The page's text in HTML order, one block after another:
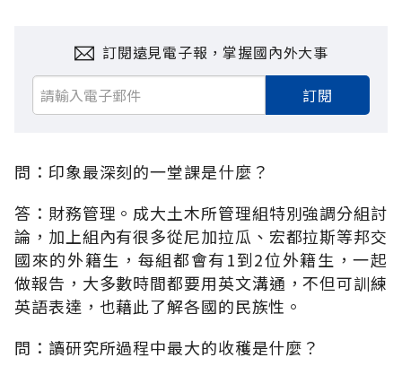
訂閱遠見電子報，掌握國內外大事
訂閱
問：印象最深刻的一堂課是什麼？
答：財務管理。成大土木所管理組特別強調分組討
論，加上組內有很多從尼加拉瓜、宏都拉斯等邦交
國來的外籍生，每組都會有1到2位外籍生，一起
做報告，大多數時間都要用英文溝通，不但可訓練
英語表達，也藉此了解各國的民族性。
問：讀研究所過程中最大的收穫是什麼？